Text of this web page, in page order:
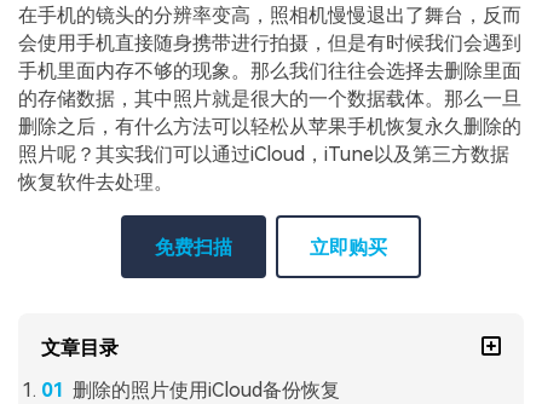
在手机的镜头的分辨率变高，照相机慢慢退出了舞台，反而
会使用手机直接随身携带进行拍摄，但是有时候我们会遇到
手机里面内存不够的现象。那么我们往往会选择去删除里面
的存储数据，其中照片就是很大的一个数据载体。那么一旦
删除之后，有什么方法可以轻松从苹果手机恢复永久删除的
照片呢？其实我们可以通过iCloud，iTune以及第三方数据
恢复软件去处理。
免费扫描 立即购买
文章目录
删除的照片使用iCloud备份恢复